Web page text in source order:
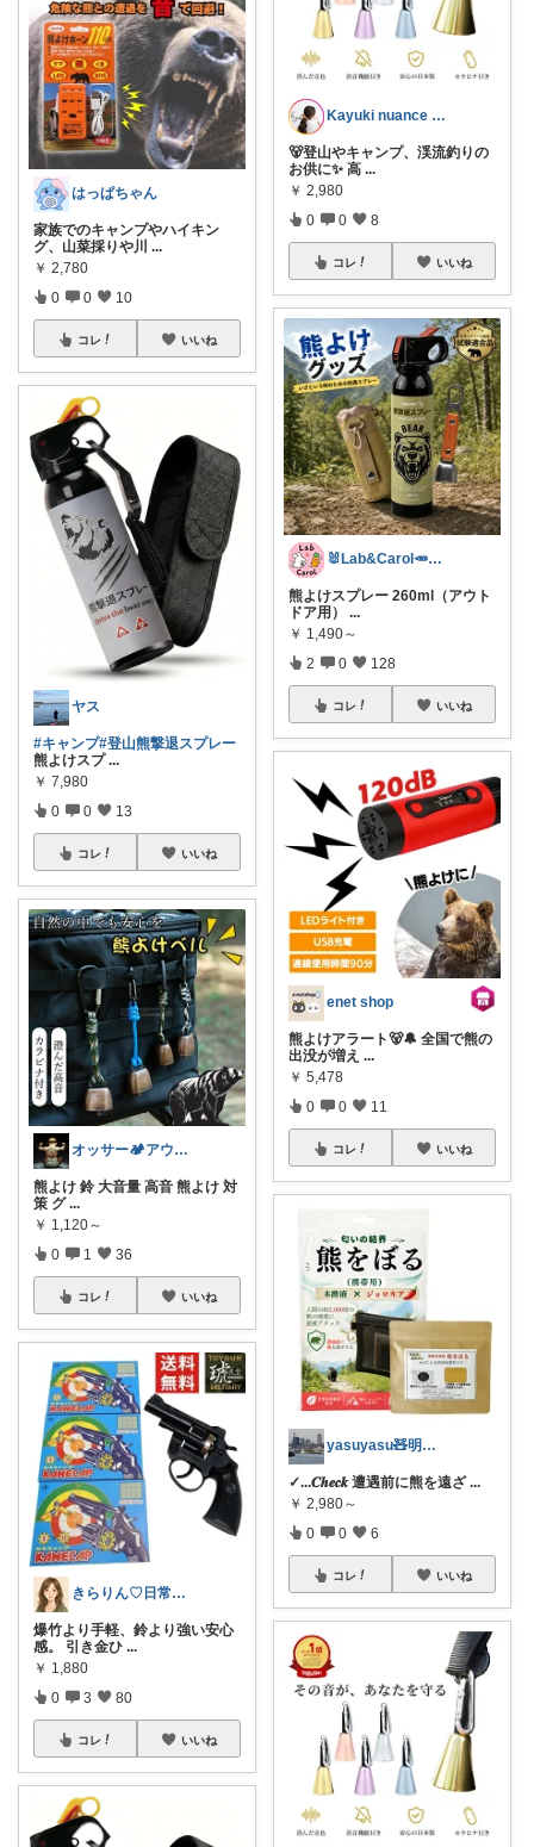
はっぱちゃん
家族でのキャンプやハイキン
グ、山菜採りや川 ...
￥ 2,780
0 0 10
コレ いいね
ヤス
#キャンプ#登山熊撃退スプレー
熊よけスプ ...
￥ 7,980
0 0 13
コレ いいね
オッサー🏕️アウトドアLove人間⛺️
熊よけ 鈴 大音量 高音 熊よけ 対
策 グ ...
￥ 1,120～
0 1 36
コレ いいね
きらりん♡日常に馴染むものを集めて😊
爆竹より手軽、鈴より強い安心
感。 引き金ひ ...
￥ 1,880
0 3 80
コレ いいね
Kayuki nuance closet
🐻登山やキャンプ、渓流釣りの
お供に✨ 高 ...
￥ 2,980
0 0 8
コレ いいね
🐰Lab&Carol🥕のｲﾝﾃﾘｱ
熊よけスプレー 260ml（アウト
ドア用）
...
￥ 1,490～
2 0 128
コレ いいね
enet shop
熊よけアラート🐻🔔 全国で熊の
出没が増え ...
￥ 5,478
0 0 11
コレ いいね
yasuyasu🧸明日の元気のために
✓ ...𝑪𝒉𝒆𝒄𝒌 遭遇前に熊を遠ざ ...
￥ 2,980～
0 0 6
コレ いいね